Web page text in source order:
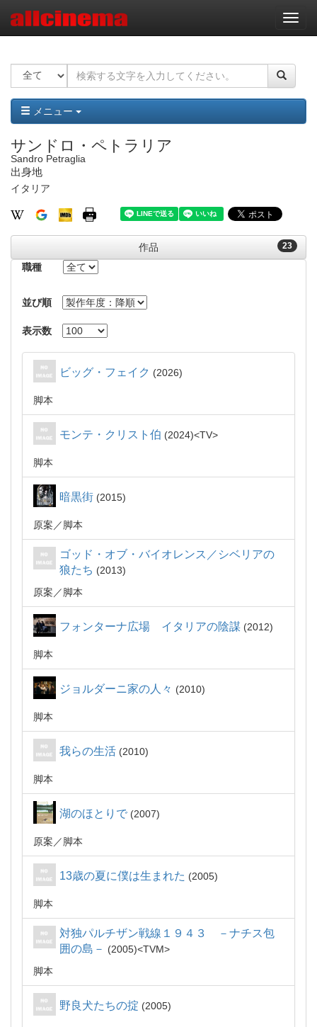
ナ
ビ
ー
ョ
ン
メニュー
サンドロ・ペトラリア
Sandro Petraglia
出身地
イタリア
23
作品
職種
並び順
表示数
ビッグ・フェイク 2026
脚本
モンテ・クリスト伯 2024 TV
脚本
暗黒街 2015
原案 脚本
ゴッド・オブ・バイオレンス／シベリアの
狼たち
2013
原案
脚本
フォンターナ広場 イタリアの陰謀 2012
脚本
ジョルダーニ家の人々 2010
脚本
我らの生活 2010
脚本
湖のほとりで 2007
原案 脚本
13歳の夏に僕は生まれた 2005
脚本
対独パルチザン戦線１９４３ －ナチス包
囲の島－
2005
TVM
脚本
野良犬たちの掟 2005